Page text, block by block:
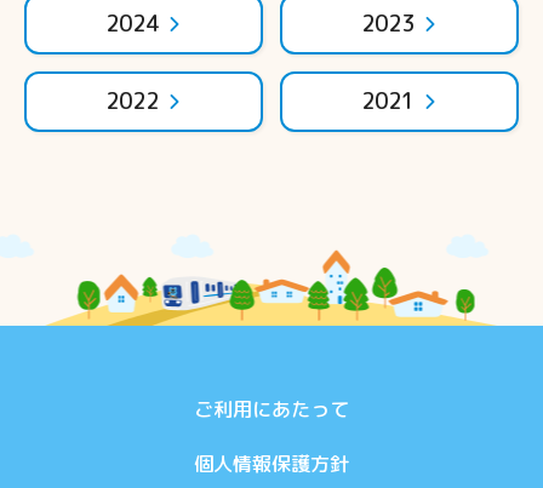
2024 2023
2022 2021
ご利用にあたって
個人情報保護方針